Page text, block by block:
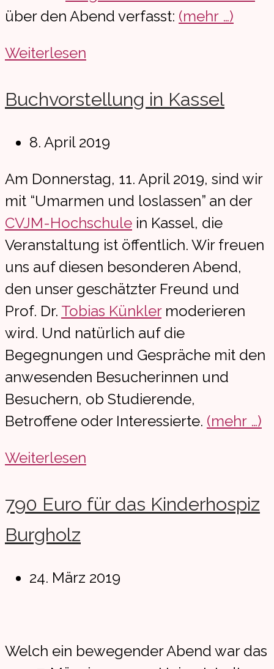
über den Abend verfasst: (mehr …)
Weiterlesen
in
Buchvorstellung in Kassel
Beitrag
8. April 2019
Am Donnerstag, 11. April 2019, sind wir
mit “Umarmen und loslassen” an der
CVJM-Hochschule in Kassel, die
Veranstaltung ist öffentlich. Wir freuen
uns auf diesen besonderen Abend,
den unser geschätzter Freund und
Prof. Dr. Tobias Künklermoderieren
wird. Und natürlich auf die
Begegnungen und Gespräche mit den
anwesenden Besucherinnen und
Besuchern, ob Studierende,
Betroffene oder Interessierte. (mehr …)
Weiterlesen
Kassel
790 Euro für das Kinderhospiz
Burgholz
Beitrag
24. März 2019
Welch ein bewegender Abend war das